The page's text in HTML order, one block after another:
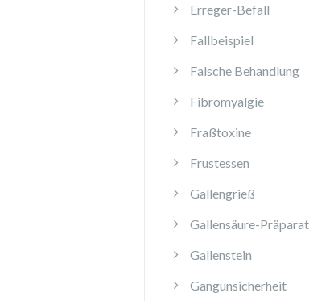
Erreger-Befall
Fallbeispiel
Falsche Behandlung
Fibromyalgie
Fraßtoxine
Frustessen
Gallengrieß
Gallensäure-Präparat
Gallenstein
Gangunsicherheit